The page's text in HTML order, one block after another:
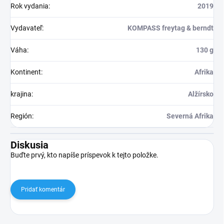
Rok vydania: 2019
Vydavateľ: KOMPASS freytag & berndt
Váha: 130 g
Kontinent: Afrika
krajina: Alžírsko
Región: Severná Afrika
Diskusia
Buďte prvý, kto napíše príspevok k tejto položke.
Pridať komentár